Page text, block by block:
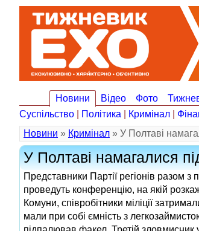
Новини Відео Фото
Суспільство
Політика Кримінал
Новини » Кримінал » У Полтаві
У Полтаві намагалися
Представники Партії регіонів разом
проведуть конференцію, на якій
Комуни, співробітники міліції
мали при собі ємність з